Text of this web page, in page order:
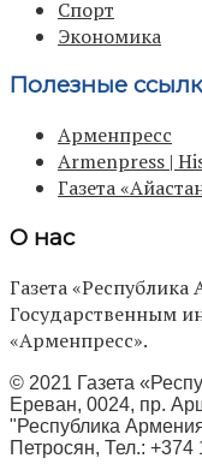
Спорт
Экономика
Полезные
Арменпресс
Armenpress |
Газета
О нас
Газета
Государственным
«Арменпресс».
© 2021 Газета
Ереван, 0024, пр.
"Республика
Петросян, Тел.: